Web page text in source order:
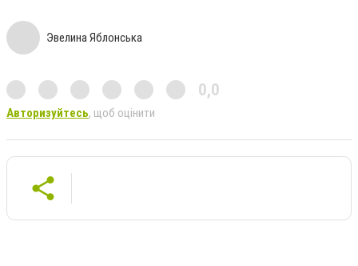
Эвелина Яблонська
0,0
Авторизуйтесь, щоб оцінити